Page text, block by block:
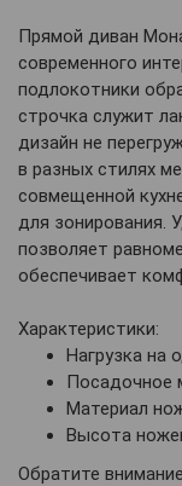
Прямой диван
современного
подлокотники
строчка служит
дизайн не
в разных стилях
совмещенной
для зонирования.
позволяет
обеспечивает
Характеристики:
Нагрузка на
Посадочное
Материал
Высота
Обратите